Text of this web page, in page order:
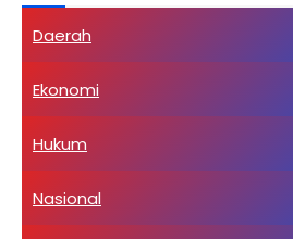
Daerah
Ekonomi
Hukum
Nasional